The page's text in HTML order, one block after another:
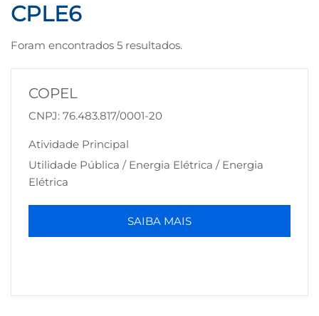
Soluções
Regulação
Dados
CPLE6
Foram encontrados 5 resultados.
COPEL
CNPJ: 76.483.817/0001-20
Atividade Principal
Utilidade Pública / Energia Elétrica / Energia
Elétrica
SAIBA MAIS